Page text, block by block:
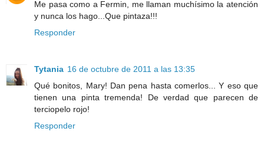
Me pasa como a Fermin, me llaman muchísimo la atención
y nunca los hago...Que pintaza!!!
Responder
Tytania 16 de octubre de 2011 a las 13:35
Qué bonitos, Mary! Dan pena hasta comerlos... Y eso que
tienen una pinta tremenda! De verdad que parecen de
terciopelo rojo!
Responder